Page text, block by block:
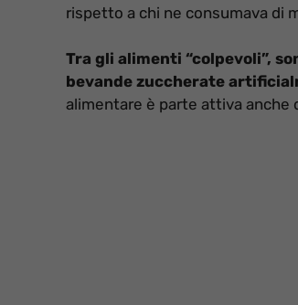
rispetto a chi ne consumava di
Tra gli alimenti “colpevoli”,
bevande zuccherate
alimentare è parte attiva anche